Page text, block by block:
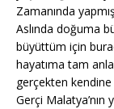
Zamanında
Aslında doğuma
büyüttüm için
hayatıma tam
gerçekten
Gerçi Malatya’nın